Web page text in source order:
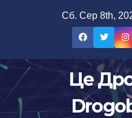
Сб. Сер 8th,
Це